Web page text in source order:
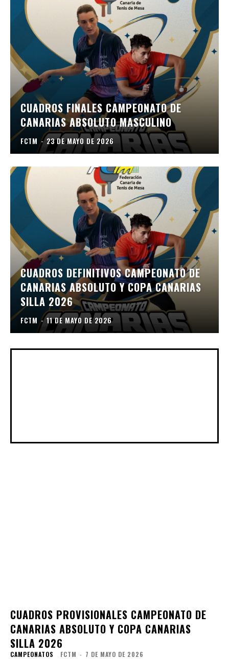
CUADROS FINALES CAMPEONATO DE
CANARIAS ABSOLUTO MASCULINO
FCTM - 23 DE MAYO DE 2026
CUADROS DEFINITIVOS CAMPEONATO DE
CANARIAS ABSOLUTO Y COPA CANARIAS
SILLA 2026
FCTM - 11 DE MAYO DE 2026
CUADROS PROVISIONALES CAMPEONATO DE
CANARIAS ABSOLUTO Y COPA CANARIAS
SILLA 2026
CAMPEONATOS FCTM - 7 DE MAYO DE 2026